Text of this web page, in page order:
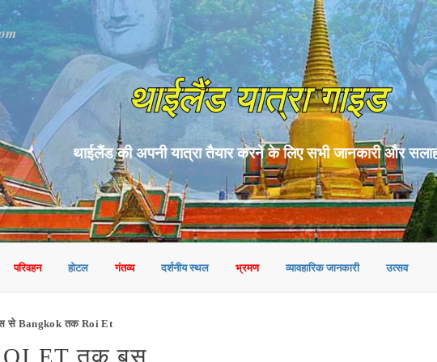
थाईलैंड यात्रा गाइड
थाईलैंड की अपनी यात्रा तैयार करने के लिए सभी जानकारी और
परिवहन होटल गंतव्य दर्शनीय स्थल भ्रमण व्यावहारिक जानकारी उत्सव
से Bangkok तक Roi Et
ET तक बस